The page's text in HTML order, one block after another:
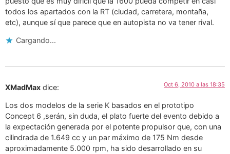
todos los apartados con la RT (ciudad, carretera, montaña,
etc), aunque sí que parece que en autopista no va tener rival.
Cargando...
XMadMax dice: Oct 6, 2010 a las 18:35
Los dos modelos de la serie K basados en el prototipo
Concept 6 ,serán, sin duda, el plato fuerte del evento debido a
la expectación generada por el potente propulsor que, con una
cilindrada de 1.649 cc y un par máximo de 175 Nm desde
aproximadamente 5.000 rpm, ha sido desarrollado en su